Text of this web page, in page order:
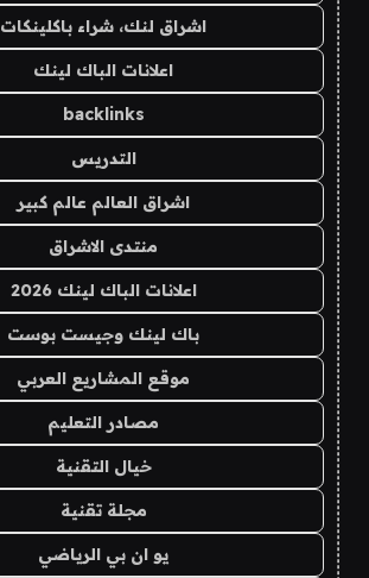
اشراق لنك، شراء باكلينكات
اعلانات الباك لينك
backlinks
التدريس
اشراق العالم عالم كبير
منتدى الاشراق
اعلانات الباك لينك 2026
باك لينك وجيست بوست
موقع المشاريع العربي
مصادر التعليم
خيال التقنية
مجلة تقنية
يو ان بي الرياضي